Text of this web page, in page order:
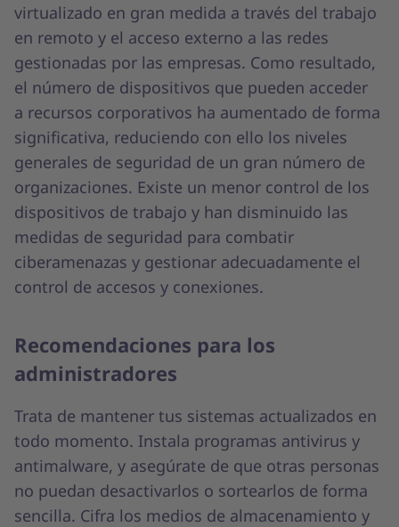
virtualizado en gran medida a través del trabajo
en remoto y el acceso externo a las redes
gestionadas por las empresas. Como resultado,
el número de dispositivos que pueden acceder
a recursos corporativos ha aumentado de forma
significativa, reduciendo con ello los niveles
generales de seguridad de un gran número de
organizaciones. Existe un menor control de los
dispositivos de trabajo y han disminuido las
medidas de seguridad para combatir
ciberamenazas y gestionar adecuadamente el
control de accesos y conexiones.
Recomendaciones para los
administradores
Trata de mantener tus sistemas actualizados en
todo momento. Instala programas antivirus y
antimalware, y asegúrate de que otras personas
no puedan desactivarlos o sortearlos de forma
sencilla. Cifra los medios de almacenamiento y